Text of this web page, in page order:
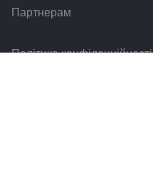
Партнерам
Політика конфіденційності